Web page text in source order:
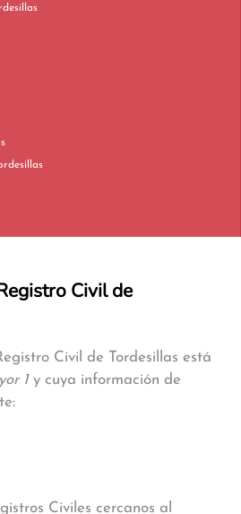
en Tordesillas
en Tordesillas
Civil de
Civil de Tordesillas está
1y cuya información de
Civiles cercanos al